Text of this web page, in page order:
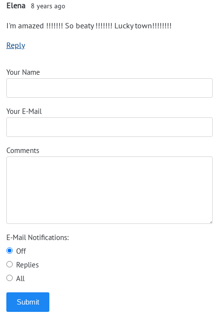
Elena 8 years ago
I'm amazed !!!!!!! So beaty !!!!!!! Lucky town!!!!!!!!
Reply
Your Name
Your E-Mail
Comments
E-Mail Notifications:
Off
Replies
All
Submit